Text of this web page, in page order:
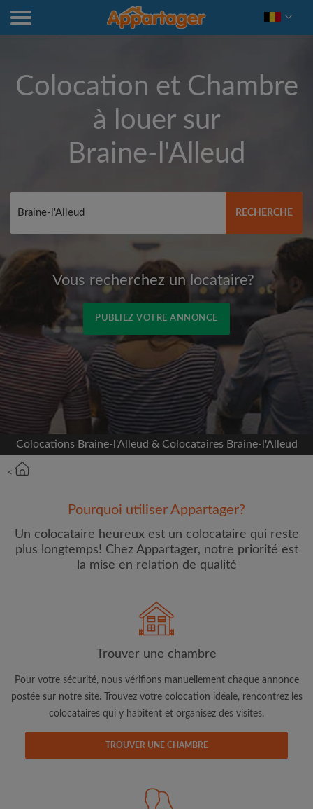
Colocation et Chambre
à louer sur
Braine-l'Alleud
RECHERCHE
Vous recherchez un locataire?
PUBLIEZ VOTRE ANNONCE
Inscrivez-vous avec Facebook
Nous ne publierons jamais sur votre page sans
votre accord
OU
Prénom
Adresse email
J'ai lu, compris et accepte les Conditions d'utilisation
et ai pris connaissance de la
Colocations Braine-l'Alleud & Colocataires Braine-l'Alleud
<
Pourquoi utiliser Appartager?
Un colocataire heureux est un colocataire qui reste
plus longtemps! Chez Appartager, notre priorité est
la mise en relation de qualité
Trouver une chambre
Pour votre sécurité, nous vérifions manuellement chaque annonce
postée sur notre site. Trouvez votre colocation idéale, rencontrez les
colocataires qui y habitent et organisez des visites.
TROUVER UNE CHAMBRE